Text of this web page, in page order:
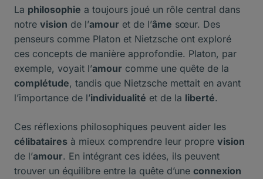
La philosophie a toujours joué un rôle central dans
notre vision de l’amour et de l’âme sœur. Des
penseurs comme Platon et Nietzsche ont exploré
ces concepts de manière approfondie. Platon, par
exemple, voyait l’amour comme une quête de la
complétude, tandis que Nietzsche mettait en avant
l’importance de l’individualité et de la liberté.
Ces réflexions philosophiques peuvent aider les
célibataires à mieux comprendre leur propre vision
de l’amour. En intégrant ces idées, ils peuvent
trouver un équilibre entre la quête d’une connexion